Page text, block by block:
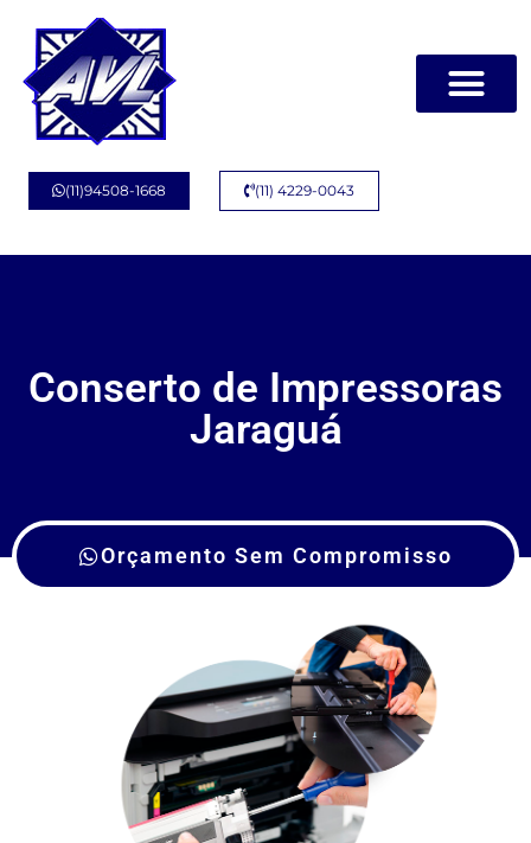
(11)94508-1668 (11) 4229-0043
Conserto de Impressoras
Jaraguá
Orçamento Sem Compromisso